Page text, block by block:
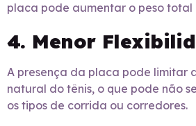
placa pode aumentar o peso total
4. Menor
A presença da placa pode limitar
natural do tênis, o que pode não
os tipos de corrida ou corredores.